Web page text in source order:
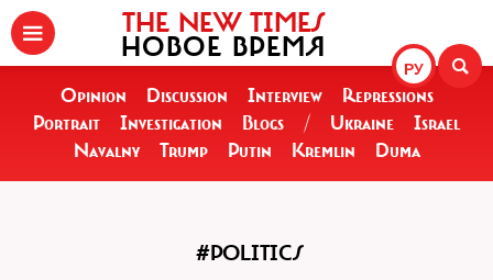
РУ
THE NEW TIMES
НОВОЕ ВРЕМЯ
Opinion Discussion Interview
Repressions
Portrait
Investigation Blogs / Ukraine
Israel
Navalny
Trump Putin Kremlin Duma
#POLITICS